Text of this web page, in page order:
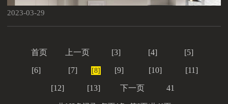
2023-03-29
首页 上一页 [3] [4] [5]
[6] [7] [8] [9] [10] [11]
[12] [13] 下一页 41